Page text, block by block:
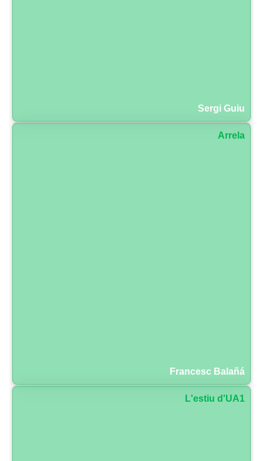
Sergi Guiu
Arrela
Francesc Balañá
L'estiu d'UA1